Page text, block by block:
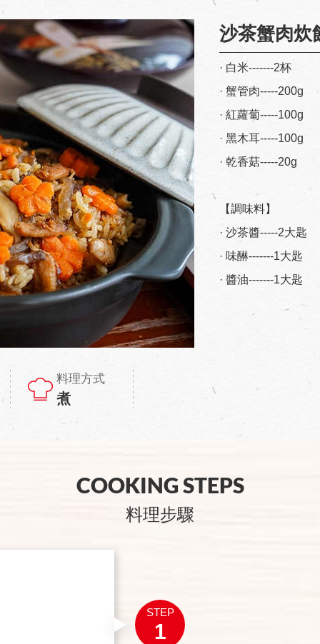
料理方式
煮
沙茶蟹肉炊
· 白米-------2杯
· 蟹管肉-----200g
· 紅蘿蔔-----100g
· 黑木耳-----100g
· 乾香菇-----20g
【調味料】
· 沙茶醬-----2大匙
· 味醂-------1大匙
· 醬油-------1大匙
COOKING STEPS
料理步驟
STEP
1